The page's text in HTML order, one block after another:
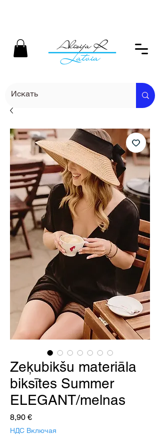
Zeķubikšu materiāla
biksītes Summer
ELEGANT/melnas
8,90 €Цена
НДС Включая